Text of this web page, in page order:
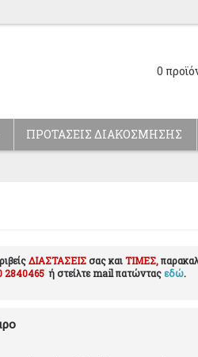
0
ΠΡΟΤΑΣΕΙΣ ΔΙΑΚΟΣΜΗΣΗΣ
ΔΙΑΣΤΑΣΕΙΣσας καιΤΙΜΕΣ,
2840465 ή στείλτε mail πατώνταςεδώ.